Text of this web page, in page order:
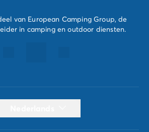
van European Camping Group, de
in camping en outdoor diensten.